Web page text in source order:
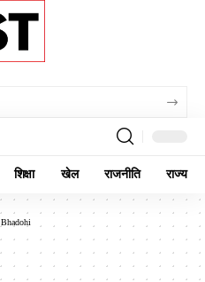
शिक्षा खेल राजनीति राज्य
Bhadohi